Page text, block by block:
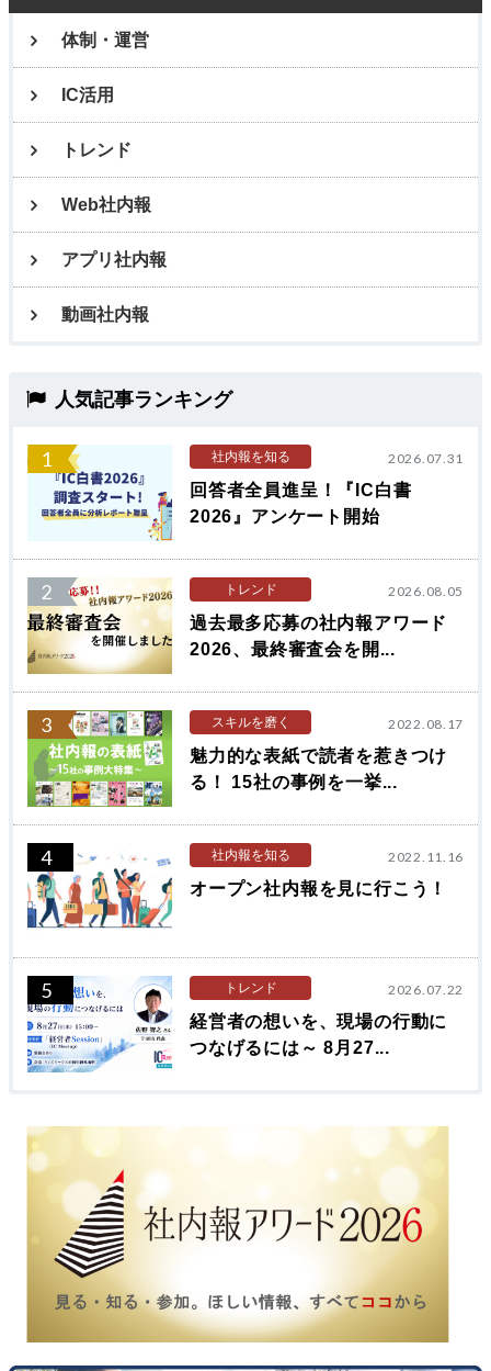
体制・運営
IC活用
トレンド
Web社内報
アプリ社内報
動画社内報
人気記事ランキング
1 社内報を知る 2026.07.31
回答者全員進呈！『IC白書
2026』アンケート開始
2 トレンド 2026.08.05
過去最多応募の社内報アワード
2026、最終審査会を開...
3 スキルを磨く 2022.08.17
魅力的な表紙で読者を惹きつけ
る！ 15社の事例を一挙...
4 社内報を知る 2022.11.16
オープン社内報を見に行こう！
5 トレンド 2026.07.22
経営者の想いを、現場の行動に
つなげるには～ 8月27...